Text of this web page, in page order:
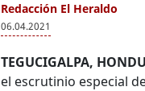
Redacción El Heraldo
06.04.2021
TEGUCIGALPA,
el escrutinio especial